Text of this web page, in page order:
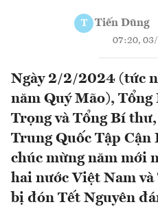
T Tiến Dũng
07:20,
Ngày 2/2/2024 (tức
năm Quý Mão),
Trọng và Tổng Bí
Trung Quốc Tập
chúc mừng năm mới
hai nước Việt Nam
bị đón Tết Nguyên